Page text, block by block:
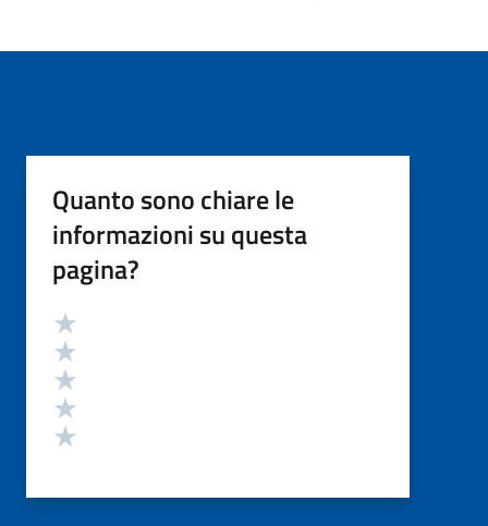
Quanto sono chiare le
informazioni su questa
pagina?
Valutazione